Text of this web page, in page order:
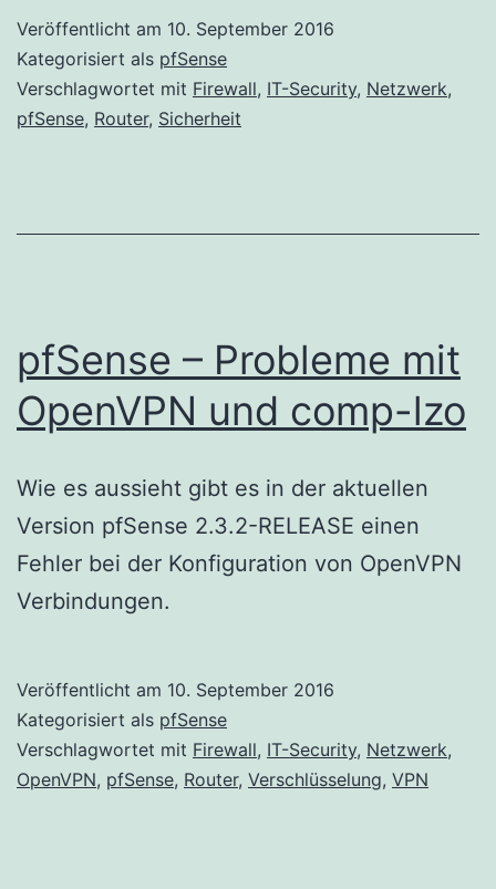
Veröffentlicht am 10. September 2016
Kategorisiert als pfSense
Verschlagwortet mit Firewall, IT-Security, Netzwerk,
pfSense, Router, Sicherheit
pfSense – Probleme mit
OpenVPN und comp-lzo
Wie es aussieht gibt es in der aktuellen
Version pfSense 2.3.2-RELEASE einen
Fehler bei der Konfiguration von OpenVPN
Verbindungen.
Veröffentlicht am 10. September 2016
Kategorisiert als pfSense
Verschlagwortet mit Firewall, IT-Security, Netzwerk,
OpenVPN, pfSense, Router, Verschlüsselung, VPN